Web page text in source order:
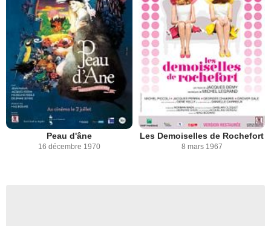
Peau d'âne
16 décembre 1970
Les Demoiselles de Rochefort
8 mars 1967